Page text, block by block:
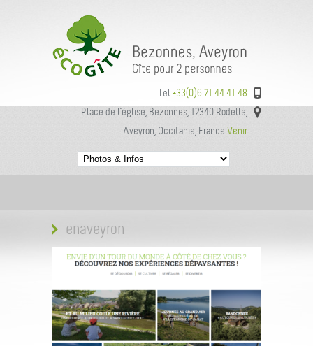
Tel. +33(0)6.71.44.41.48
Place de l’église, Bezonnes, 12340 Rodelle,
Aveyron, Occitanie, France Venir
enaveyron